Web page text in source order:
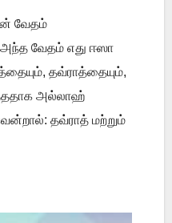
வேதம்
வேதம் எது ஈஸா
தவ்ராத்தையும்,
அல்லாஹ்
தவ்ராத் மற்றும்